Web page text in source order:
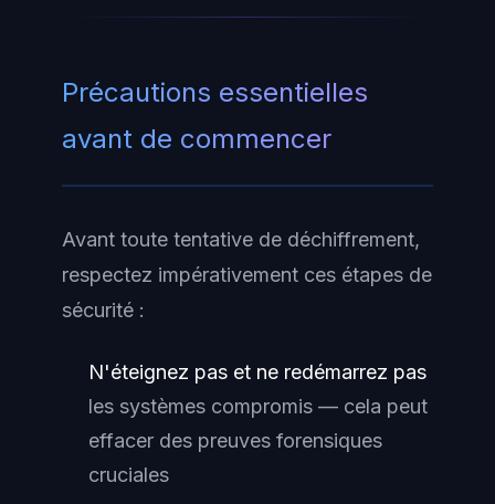
Précautions essentielles
avant de commencer
Avant toute tentative de déchiffrement,
respectez impérativement ces étapes de
sécurité :
N'éteignez pas et ne redémarrez pas
les systèmes compromis — cela peut
effacer des preuves forensiques
cruciales